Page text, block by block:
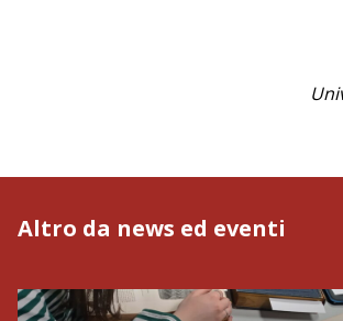
Altro da news ed eventi